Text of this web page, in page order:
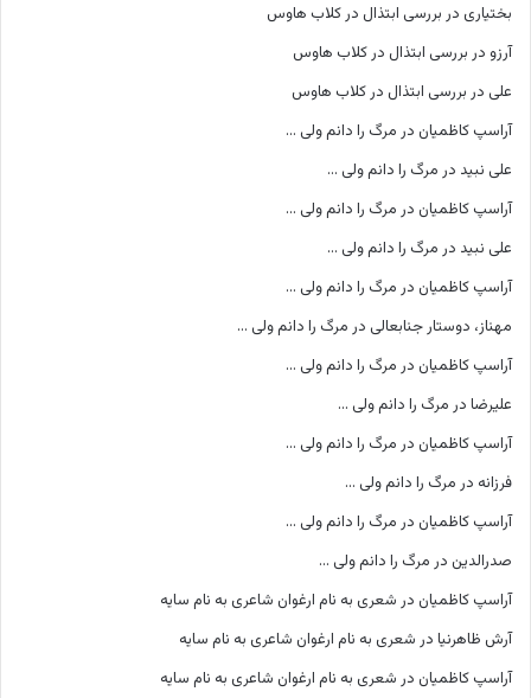
بختیاری در بررسی ابتذال در کلاب هاوس
آرزو در بررسی ابتذال در کلاب هاوس
علی در بررسی ابتذال در کلاب هاوس
آراسپ کاظمیان در مرگ را دانم ولی …
علی نبید در مرگ را دانم ولی …
آراسپ کاظمیان در مرگ را دانم ولی …
علی نبید در مرگ را دانم ولی …
آراسپ کاظمیان در مرگ را دانم ولی …
مهناز، دوستار جنابعالی در مرگ را دانم ولی …
آراسپ کاظمیان در مرگ را دانم ولی …
علیرضا در مرگ را دانم ولی …
آراسپ کاظمیان در مرگ را دانم ولی …
فرزانه در مرگ را دانم ولی …
آراسپ کاظمیان در مرگ را دانم ولی …
صدرالدین در مرگ را دانم ولی …
آراسپ کاظمیان در شعری به نام ارغوان شاعری به نام سایه
آرش ظاهرنیا در شعری به نام ارغوان شاعری به نام سایه
آراسپ کاظمیان در شعری به نام ارغوان شاعری به نام سایه